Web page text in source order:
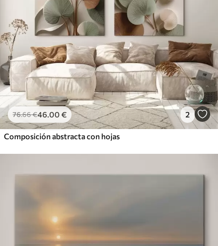
76.66€46.00 € 2
Composición abstracta con hojas